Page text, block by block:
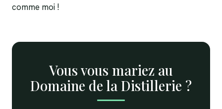
comme moi !
Vous vous mariez au
Domaine de la Distillerie ?